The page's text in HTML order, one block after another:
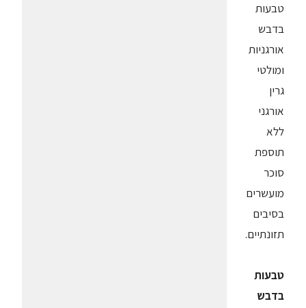
טבעות
בדבש
אורגניות
ומולטי
גרין
אורגני
ללא
תוספת
סוכר
מועשרים
בסיבים
תזונתיים.
טבעות
בדבש